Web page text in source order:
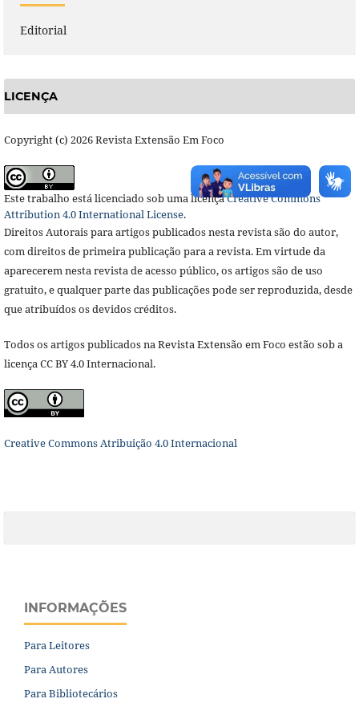
Editorial
LICENÇA
Copyright (c) 2026 Revista Extensão Em Foco
Este trabalho está licenciado sob uma licençaCreative Commons
Attribution 4.0 International License.
Direitos Autorais para artigos publicados nesta revista são do autor,
com direitos de primeira publicação para a revista. Em virtude da
aparecerem nesta revista de acesso público, os artigos são de uso
gratuito, e qualquer parte das publicações pode ser reproduzida, desde
que atribuídos os devidos créditos.
Todos os artigos publicados na Revista Extensão em Foco estão sob a
licença CC BY 4.0 Internacional.
Creative Commons Atribuição 4.0 Internacional
INFORMAÇÕES
Para Leitores
Para Autores
Para Bibliotecários